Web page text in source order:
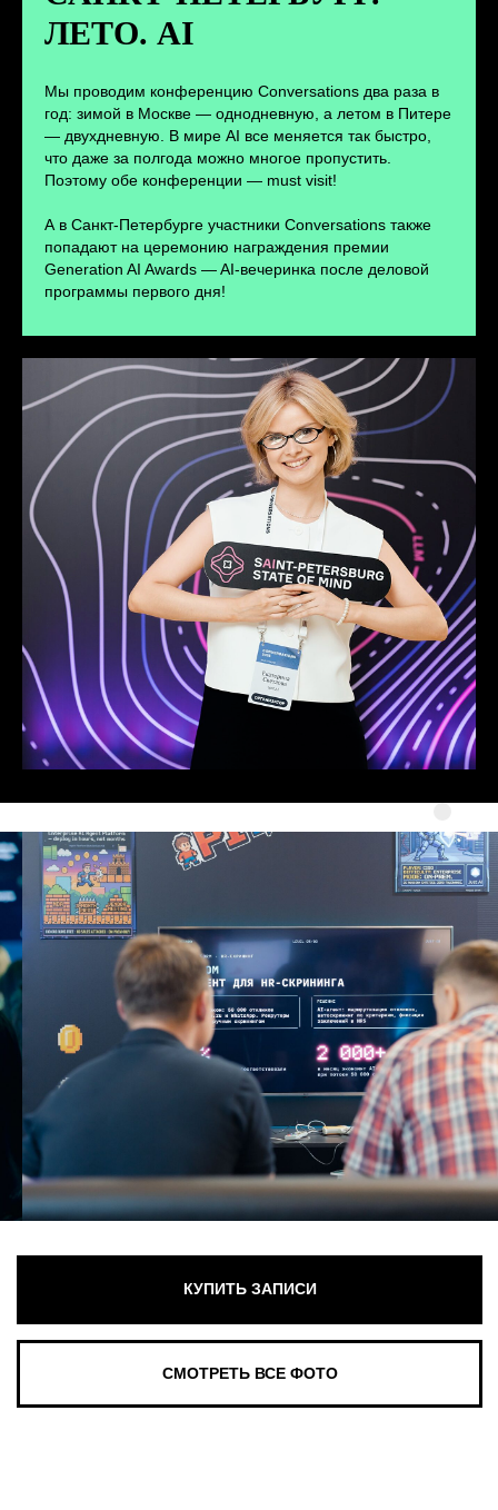
ЛЕТО. AI
Мы проводим конференцию Conversations два раза в
год: зимой в Москве — однодневную, а летом в Питере
— двухдневную. В мире AI все меняется так быстро,
что даже за полгода можно многое пропустить.
Поэтому обе конференции — must visit!
А в Санкт-Петербурге участники Conversations также
попадают на церемонию награждения премии
Generation AI Awards — AI-вечеринка после деловой
программы первого дня!